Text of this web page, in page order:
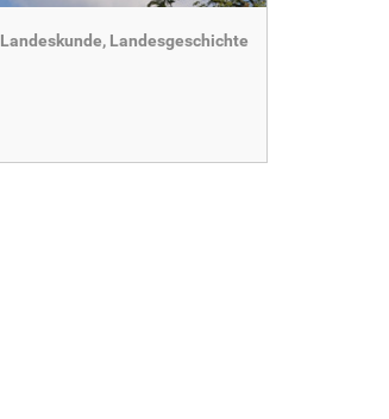
Landeskunde, Landesgeschichte